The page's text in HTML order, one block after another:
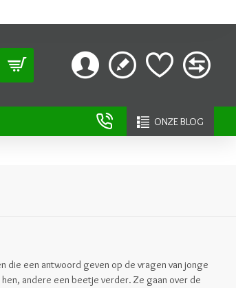
ONZE BLOG
een antwoord geven op de vragen van jonge
andere een beetje verder. Ze gaan over de